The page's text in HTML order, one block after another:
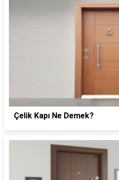
Çelik Kapı Ne Demek?